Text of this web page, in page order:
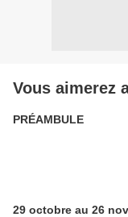
Vous aimerez
PRÉAMBULE
29 octobre au 26